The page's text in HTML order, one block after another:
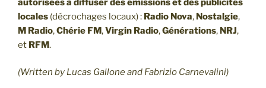
autorisées à diffuser des émissions et des publicités
locales (décrochages locaux) : Radio Nova, Nostalgie,
M Radio,Chérie FM,Virgin Radio,Générations, NRJ,
et RFM.
(Written by Lucas Gallone and Fabrizio Carnevalini)